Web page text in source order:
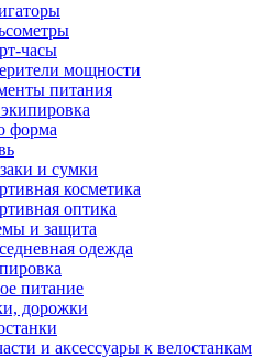
часы
мощности
питания
форма
и сумки
косметика
оптика
и защита
одежда
питание
дорожки
и аксессуары к велостанкам